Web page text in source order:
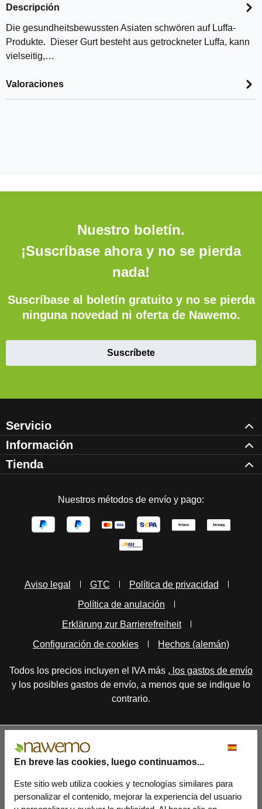
En breve las cookies, luego continuamos...
Este sitio web utiliza cookies y tecnologías similares para
personalizar el contenido, mejorar la experiencia del usuario
Descripción
Die gesundheitsbewussten Asiaten schwören auf Luffa-
Produkte. Dieser Gurt besteht aus getrockneter Luffa, kann
vielseitig,…
Valoraciones
Nuestro boletín.
¡Suscríbase ahora y no se pierda
nada!
Suscríbase al boletín gratuito y no se pierda
ninguna novedad ni oferta de Nawemo.
Suscríbete
Servicio
Información
Tienda
Nuestros métodos de envío y pago:
Aviso legal GTC
Política de privacidad
Política de anulación
Erklärung zur Barrierefreiheit
Configuración de cookies
Hechos (alemán)
Todos los precios incluyen el IVA más , los gastos de envío
y los posibles gastos de envío, a menos que se indique lo
contrario.